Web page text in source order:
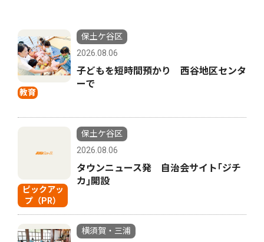
教育
保土ケ谷区
2026.08.06
子どもを短時間預かり 西谷地区センタ
ーで
ピックアッ
プ（PR）
保土ケ谷区
2026.08.06
タウンニュース発 自治会サイト｢ジチ
カ｣開設
横須賀・三浦